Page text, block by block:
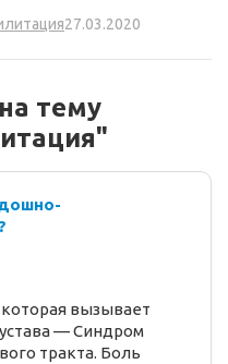
27.03.2020
тему
вызывает
— Синдром
тракта. Боль